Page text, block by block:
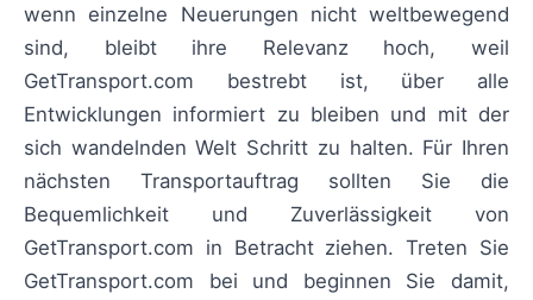
wenn einzelne Neuerungen nicht weltbewegend
sind, bleibt ihre Relevanz hoch, weil
GetTransport.com bestrebt ist, über alle
Entwicklungen informiert zu bleiben und mit der
sich wandelnden Welt Schritt zu halten. Für Ihren
nächsten Transportauftrag sollten Sie die
Bequemlichkeit und Zuverlässigkeit von
GetTransport.com in Betracht ziehen. Treten Sie
GetTransport.com bei und beginnen Sie damit,